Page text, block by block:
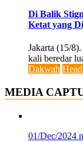
Di Balik
Ketat yang
Jakarta (15/
kali beredar
Dakwah
MEDIA
01/Dec/2024